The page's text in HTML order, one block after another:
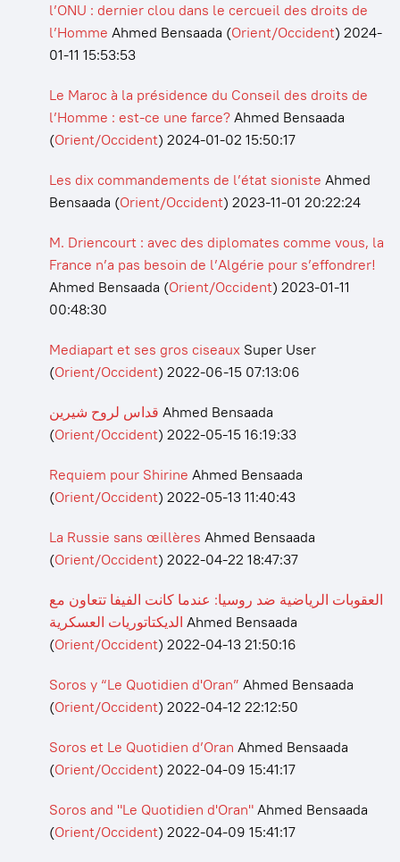
l’ONU : dernier clou dans le cercueil des droits de
l’Homme Ahmed Bensaada (Orient/Occident) 2024-
01-11 15:53:53
Le Maroc à la présidence du Conseil des droits de
l’Homme : est-ce une farce?Ahmed Bensaada
(Orient/Occident) 2024-01-02 15:50:17
Les dix commandements de l’état sioniste Ahmed
Bensaada (Orient/Occident) 2023-11-01 20:22:24
M. Driencourt : avec des diplomates comme vous, la
France n’a pas besoin de l’Algérie pour s’effondrer!
Ahmed Bensaada (Orient/Occident) 2023-01-11
00:48:30
Mediapart et ses gros ciseaux Super User
(Orient/Occident) 2022-06-15 07:13:06
قداس لروح شيرين Ahmed Bensaada
(Orient/Occident) 2022-05-15 16:19:33
Requiem pour Shirine Ahmed Bensaada
(Orient/Occident) 2022-05-13 11:40:43
La Russie sans œillères Ahmed Bensaada
(Orient/Occident) 2022-04-22 18:47:37
العقوبات الرياضية ضد روسيا: عندما كانت الفيفا تتعاون مع
الديكتاتوريات العسكرية Ahmed Bensaada
(Orient/Occident) 2022-04-13 21:50:16
Soros y “Le Quotidien d'Oran” Ahmed Bensaada
(Orient/Occident) 2022-04-12 22:12:50
Soros et Le Quotidien d’Oran Ahmed Bensaada
(Orient/Occident) 2022-04-09 15:41:17
Soros and "Le Quotidien d'Oran"Ahmed Bensaada
(Orient/Occident) 2022-04-09 15:41:17